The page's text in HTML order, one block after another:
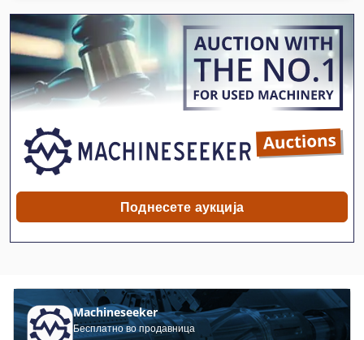
Avia
Avk
Avm Mas 165 S
Avm Струг
Avn
Avola
Metba
Поднесете аукција
Machineseeker
Бесплатно во продавница